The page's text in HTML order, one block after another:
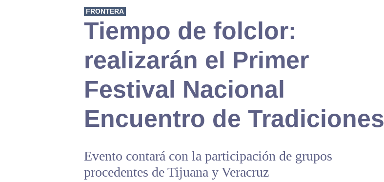
FRONTERA
Tiempo de folclor:
realizarán el Primer
Festival Nacional
Encuentro de Tradiciones
Evento contará con la participación de grupos
procedentes de Tijuana y Veracruz